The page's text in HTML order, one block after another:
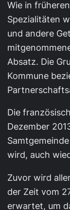
Wie in
Spezialitäten
und andere
Absatz. Die
Kommune
Die
Dezember
wird, auch
Zuvor wird
der Zeit vom
erwartet, um